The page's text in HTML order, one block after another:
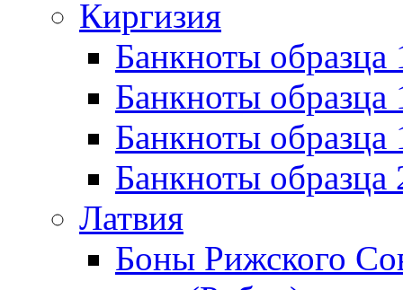
Киргизия
Банкноты образца
Банкноты образца
Банкноты
Банкноты
Латвия
Боны Рижского